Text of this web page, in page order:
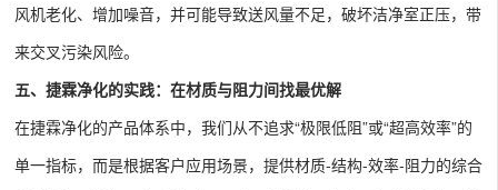
风机老化、增加噪音，并可能导致送风量不足，破坏洁净室正压，带
来交叉污染风险。
五、捷霖净化的实践：在材质与阻力间找最优解
在捷霖净化的产品体系中，我们从不追求“极限低阻”或“超高效率”的
单一指标，而是根据客户应用场景，提供材质-结构-效率-阻力的综合